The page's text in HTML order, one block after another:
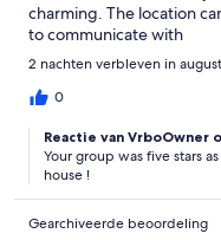
charming. The location
to communicate with
2 nachten verbleven in
0
Reactie van VrboOwner
Your group was five stars
house !
Gearchiveerde beoordeling